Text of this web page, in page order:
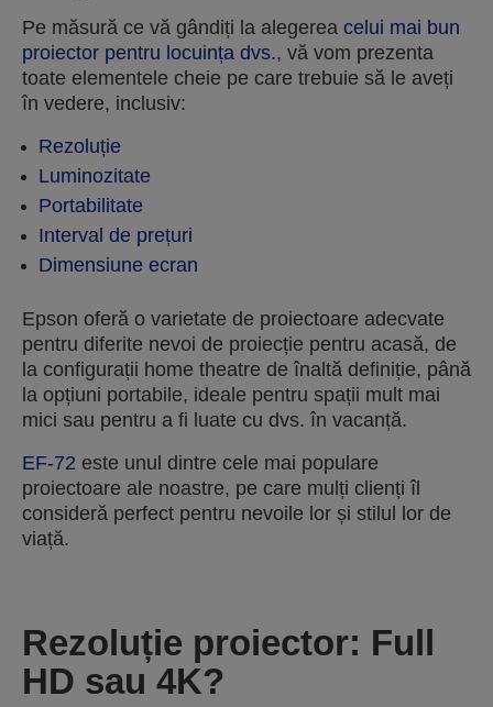
Pe măsură ce vă gândiți la alegerea celui mai bun
proiector pentru locuința dvs., vă vom prezenta
toate elementele cheie pe care trebuie să le aveți
în vedere, inclusiv:
Rezoluție
Luminozitate
Portabilitate
Interval de prețuri
Dimensiune ecran
Epson oferă o varietate de proiectoare adecvate
pentru diferite nevoi de proiecție pentru acasă, de
la configurații home theatre de înaltă definiție, până
la opțiuni portabile, ideale pentru spații mult mai
mici sau pentru a fi luate cu dvs. în vacanță.
EF-72 este unul dintre cele mai populare
proiectoare ale noastre, pe care mulți clienți îl
consideră perfect pentru nevoile lor și stilul lor de
viață.
Rezoluție proiector: Full
HD sau 4K?